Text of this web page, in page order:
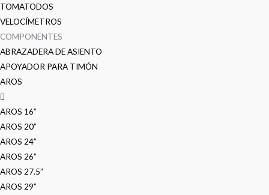
TOMATODOS
VELOCÍMETROS
COMPONENTES
ABRAZADERA DE ASIENTO
APOYADOR PARA TIMÓN
AROS
AROS 16”
AROS 20”
AROS 24”
AROS 26”
AROS 27.5”
AROS 29”